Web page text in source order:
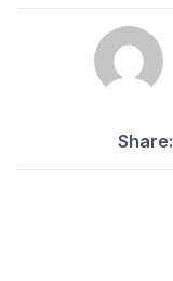
Share: